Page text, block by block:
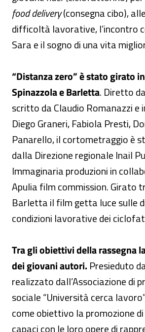
food delivery(consegna cibo),
difficoltà lavorative, l’incontro
Sara e il sogno di una vita
“Distanza zero” è stato girato
Spinazzola e Barletta. Diretto
scritto da Claudio Romanazzi
Diego Graneri, Fabiola Presti,
Panarello, il cortometraggio è
dalla Direzione regionale Inail
Immaginaria produzioni in
Apulia film commission. Girato
Barletta il film getta luce sulle
condizioni lavorative dei
Tra gli obiettivi della rassegna
dei giovani autori. Presieduto
realizzato dall’Associazione di
sociale “Università cerca
come obiettivo la promozione
capaci con le loro opere di